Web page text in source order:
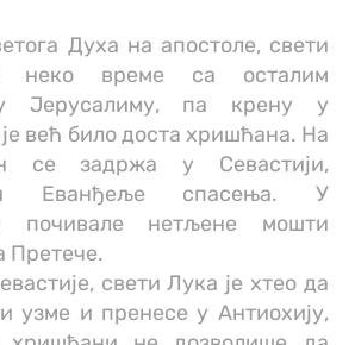
Духа на апостоле, свети
неко време са осталим
Јерусалиму, па крену у
већ било доста хришћана. На
се задржа у Севастији,
Еванђеље спасења. У
почивале нетљене мошти
Претече.
свети Лука је хтео да
узме и пренесе у Антиохију,